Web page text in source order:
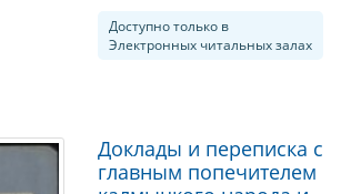
Доступно только в
Электронных читальных залах
Доклады и переписка с
главным попечителем